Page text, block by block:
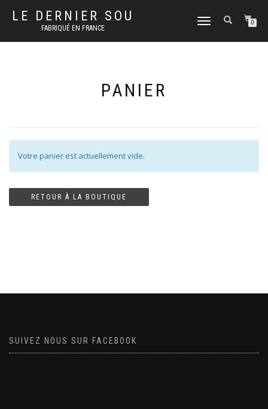
LE DERNIER SOU
FABRIQUÉ EN FRANCE
DÉPLIER
NAVIGATION
0
PANIER
Votre panier est actuellement vide.
RETOUR À LA BOUTIQUE
SUIVEZ NOUS SUR FACEBOOK